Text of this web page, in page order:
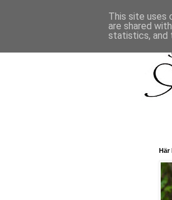
Här
This site uses
are shared
statistics, and